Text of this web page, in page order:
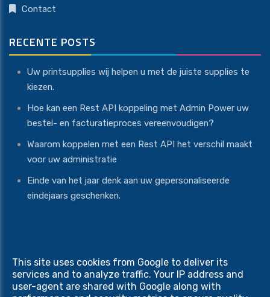
Contact
RECENTE POSTS
Uw printsupplies wij helpen u met de juiste supplies te
kiezen.
Hoe kan een Rest API koppeling met Admin Power uw
bestel- en facturatieproces vereenvoudigen?
Waarom koppelen met een Rest API het verschil maakt
voor uw administratie
Einde van het jaar denk aan uw gepersonaliseerde
eindejaars geschenken.
Copyright © 2026 Print Equipment. All rights reserved
Privacy & Cookies |UP-TO-DATE WebDesign
This site uses cookies from Google to deliver its
services and to analyze traffic. Your IP address and
user-agent are shared with Google along with